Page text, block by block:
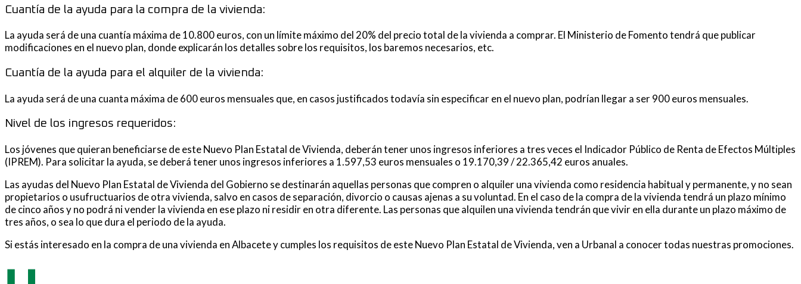
Cuantía de la ayuda para la compra de la vivienda:
La ayuda será de una cuantía máxima de 10.800 euros, con un límite máximo del 20% del precio total de la vivienda a comprar. El Ministerio de Fomento tendrá que publicar
modificaciones en el nuevo plan, donde explicarán los detalles sobre los requisitos, los baremos necesarios, etc.
Cuantía de la ayuda para el alquiler de la vivienda:
La ayuda será de una cuanta máxima de 600 euros mensuales que, en casos justificados todavía sin especificar en el nuevo plan, podrían llegar a ser 900 euros mensuales.
Nivel de los ingresos requeridos:
Los jóvenes que quieran beneficiarse de este Nuevo Plan Estatal de Vivienda, deberán tener unos ingresos inferiores a tres veces el Indicador Público de Renta de Efectos Múltiples
(IPREM). Para solicitar la ayuda, se deberá tener unos ingresos inferiores a 1.597,53 euros mensuales o 19.170,39 / 22.365,42 euros anuales.
Las ayudas del Nuevo Plan Estatal de Vivienda del Gobierno se destinarán aquellas personas que compren o alquiler una vivienda como residencia habitual y permanente, y no sean
propietarios o usufructuarios de otra vivienda, salvo en casos de separación, divorcio o causas ajenas a su voluntad. En el caso de la compra de la vivienda tendrá un plazo mínimo
de cinco años y no podrá ni vender la vivienda en ese plazo ni residir en otra diferente. Las personas que alquilen una vivienda tendrán que vivir en ella durante un plazo máximo de
tres años, o sea lo que dura el periodo de la ayuda.
Si estás interesado en la compra de una vivienda en Albacete y cumples los requisitos de este Nuevo Plan Estatal de Vivienda, ven a Urbanal a conocer todas nuestras promociones.